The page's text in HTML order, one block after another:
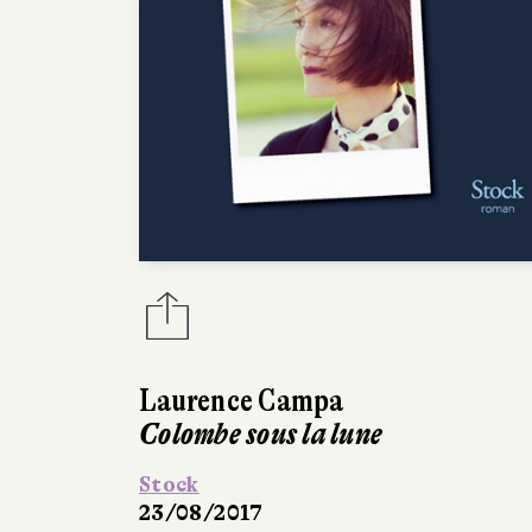
Laurence Campa
Colombe sous la lune
Stock
23/08/2017